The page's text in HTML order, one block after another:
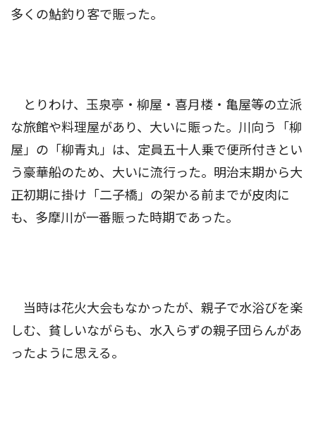
多くの鮎釣り客で賑った。
とりわけ、玉泉亭・柳屋・喜月楼・亀屋等の立派
な旅館や料理屋があり、大いに賑った。川向う「柳
屋」の「柳青丸」は、定員五十人乗で便所付きとい
う豪華船のため、大いに流行った。明治末期から大
正初期に掛け「二子橋」の架かる前までが皮肉に
も、多摩川が一番賑った時期であった。
当時は花火大会もなかったが、親子で水浴びを楽
しむ、貧しいながらも、水入らずの親子団らんがあ
ったように思える。